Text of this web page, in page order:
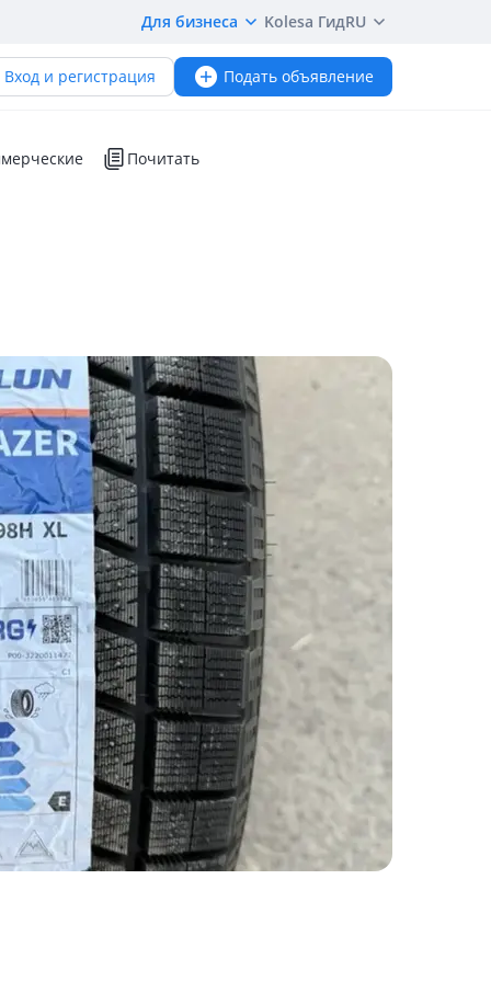
Для бизнеса Kolesa ГидRU
Вход и регистрация Подать объявление
Почитать